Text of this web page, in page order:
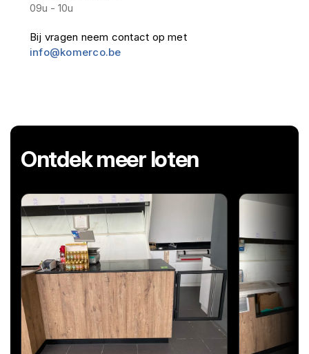
09u - 10u
Bij vragen neem contact op met
info@komerco.be
Ontdek meer loten